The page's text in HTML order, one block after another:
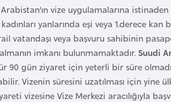
vize uygulamalarına
yanlarında eşi veya 1.derece
vatandaşı veya başvuru sahibinin
imkanı bulunmamaktadır. Suudi
90 gün ziyaret için yeterli bir süre
Vizenin süresini uzatılması için
vizesine Vize Merkezi aracılığıyla